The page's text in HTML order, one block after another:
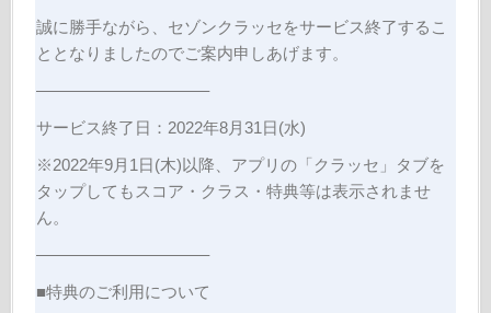
誠に勝手ながら、セゾンクラッセをサービス終了するこ
ととなりましたのでご案内申しあげます。
——————————–
サービス終了日：2022年8月31日(水)
※2022年9月1日(木)以降、アプリの「クラッセ」タブを
タップしてもスコア・クラス・特典等は表示されませ
ん。
——————————–
■特典のご利用について